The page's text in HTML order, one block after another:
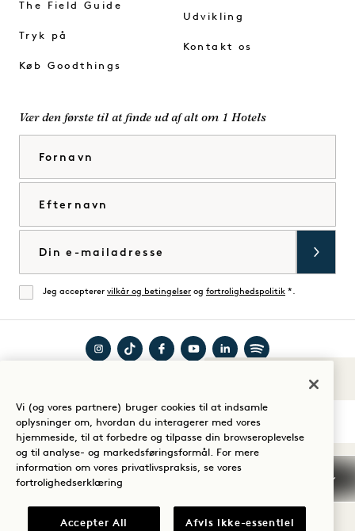
Lyde af 1
The Field Guide
Tryk på
Køb Goodthings
Udvikling
Kontakt os
Vær den første til at finde ud af alt om 1 Hotels
Enig
Jeg accepterer vilkår og betingelser og fortrolighedspolitik *.
Hotels
på
Instagram
Hotels
på
TikTok
Hotels
Facebook
Hotels
YouTube
Hotels
på
LinkedIn
Hotels
Spotify
Vilkår og betingelser
Meddelelse om beskyttelse af personlige oplysninger
Vi (og vores partnere) bruger cookies til at indsamle
oplysninger om, hvordan du interagerer med vores
hjemmeside, til at forbedre og tilpasse din browseroplevelse
og til analyse- og markedsføringsformål. For mere
information om vores privatlivspraksis, se vores
fortrolighedserklæring
Accepter All Afvis ikke-essentiel